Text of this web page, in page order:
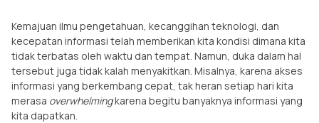
Kemajuan ilmu pengetahuan, kecanggihan teknologi, dan
kecepatan informasi telah memberikan kita kondisi dimana kita
tidak terbatas oleh waktu dan tempat. Namun, duka dalam hal
tersebut juga tidak kalah menyakitkan. Misalnya, karena akses
informasi yang berkembang cepat, tak heran setiap hari kita
merasa overwhelmingkarena begitu banyaknya informasi yang
kita dapatkan.